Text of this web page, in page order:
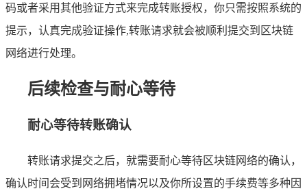
码或者采用其他验证方式来完成转账授权，你只需按照系统的
提示，认真完成验证操作,转账请求就会被顺利提交到区块链
网络进行处理。
后续检查与耐心等待
耐心等待转账确认
转账请求提交之后，就需要耐心等待区块链网络的确认，
确认时间会受到网络拥堵情况以及你所设置的手续费等多种因